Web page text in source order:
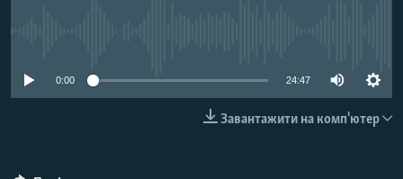
УКРАЇНСЬКА ПРОБЛЕМА КРИМУ
Qırımtatar
0:00 24:47
Завантажити на комп'ютер